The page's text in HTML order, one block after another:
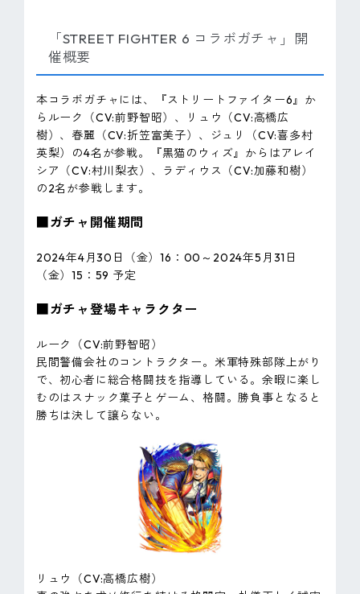
「STREET FIGHTER 6 コラボガチャ」開
催概要
本コラボガチャには、『ストリートファイター6』か
らルーク（CV:前野智昭）、リュウ（CV:高橋広
樹）、春麗（CV:折笠富美子）、ジュリ（CV:喜多村
英梨）の4名が参戦。『黒猫のウィズ』からはアレイ
シア（CV:村川梨衣）、ラディウス（CV:加藤和樹）
の2名が参戦します。
■ガチャ開催期間
2024年4月30日（金）16：00～2024年5月31日
（金）15：59 予定
■ガチャ登場キャラクター
ルーク（CV:前野智昭）
民間警備会社のコントラクター。米軍特殊部隊上がり
で、初心者に総合格闘技を指導している。余暇に楽し
むのはスナック菓子とゲーム、格闘。勝負事となると
勝ちは決して譲らない。
リュウ（CV:高橋広樹）